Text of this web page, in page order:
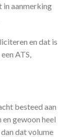
in aanmerking
en dat is
ATS,
besteed aan
gewoon heel
dat volume